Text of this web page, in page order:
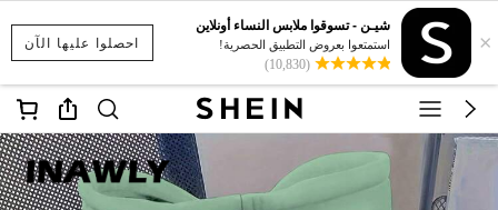
احصلوا عليها الآن ×
شيـن - تسوقوا ملابس النساء أونلاين
استمتعوا بعروض التطبيق الحصرية!
(10,830)